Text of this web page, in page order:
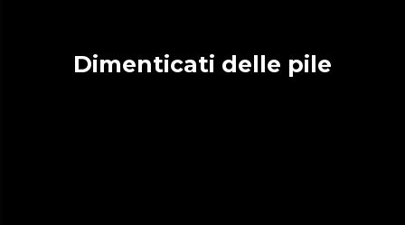
Dimenticati delle pile